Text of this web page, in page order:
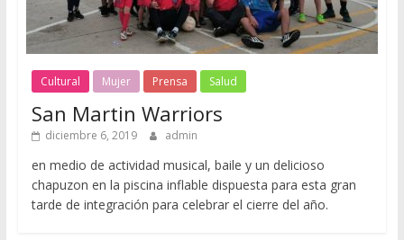
Cultural Mujer Prensa Salud
San Martin Warriors
diciembre 6, 2019 admin
en medio de actividad musical, baile y un delicioso
chapuzon en la piscina inflable dispuesta para esta gran
tarde de integración para celebrar el cierre del año.